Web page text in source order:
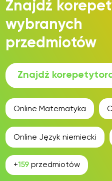
Znajdź
wybranych
przedmiotów
Znajdź
Online Matematyka
Online Język niemiecki
+159 przedmiotów